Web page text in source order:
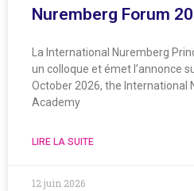
Nuremberg Forum
La International Nuremberg
un colloque et émet l’annonce
October 2026, the International
Academy
LIRE LA SUITE
12 juin 2026